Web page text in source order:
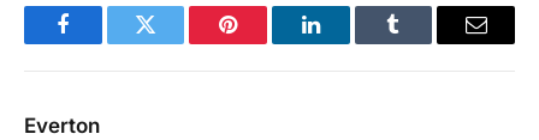
FacebookTwitter Pinterest LinkedInTumblr Email
Everton